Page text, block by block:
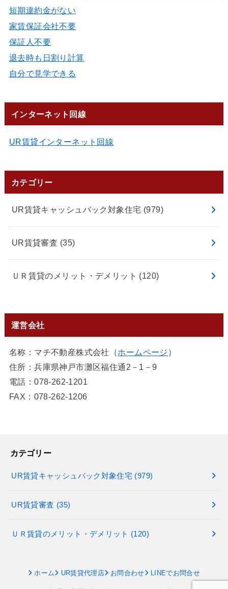
短期違約金がない
家賃保証会社不要
保証人不要
退去時も日割り計算
自分で見学できる
インターネット回線
UR賃貸インターネット回線
カテゴリー
UR賃貸キャッシュバック対象住宅 (979)
UR賃貸審査 (35)
ＵＲ賃貸のメリット・デメリット (120)
運営会社
名称：マチ不動産株式会社（ホームページ ）
住所：兵庫県神戸市灘区福住通2－1－9
電話：078-262-1201
FAX：078-262-1206
カテゴリー
UR賃貸キャッシュバック対象住宅 (979)
UR賃貸審査 (35)
ＵＲ賃貸のメリット・デメリット (120)
ホーム UR賃貸代理店 お問合わせ LINEでお問合せ